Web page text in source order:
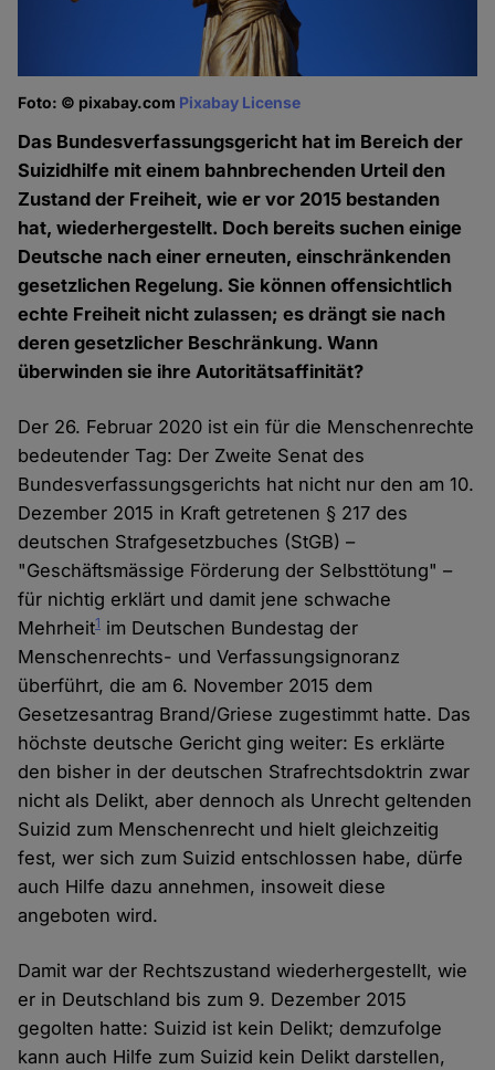
Foto: © pixabay.com Pixabay License
Das Bundesverfassungsgericht hat im Bereich der
Suizidhilfe mit einem bahnbrechenden Urteil den
Zustand der Freiheit, wie er vor 2015 bestanden
hat, wiederhergestellt. Doch bereits suchen einige
Deutsche nach einer erneuten, einschränkenden
gesetzlichen Regelung. Sie können offensichtlich
echte Freiheit nicht zulassen; es drängt sie nach
deren gesetzlicher Beschränkung. Wann
überwinden sie ihre Autoritätsaffinität?
Der 26. Februar 2020 ist ein für die Menschenrechte
bedeutender Tag: Der Zweite Senat des
Bundesverfassungsgerichts hat nicht nur den am 10.
Dezember 2015 in Kraft getretenen § 217 des
deutschen Strafgesetzbuches (StGB) –
"Geschäftsmässige Förderung der Selbsttötung" –
für nichtig erklärt und damit jene schwache
Mehrheit1 im Deutschen Bundestag der
Menschenrechts- und Verfassungsignoranz
überführt, die am 6. November 2015 dem
Gesetzesantrag Brand/Griese zugestimmt hatte. Das
höchste deutsche Gericht ging weiter: Es erklärte
den bisher in der deutschen Strafrechtsdoktrin zwar
nicht als Delikt, aber dennoch als Unrecht geltenden
Suizid zum Menschenrecht und hielt gleichzeitig
fest, wer sich zum Suizid entschlossen habe, dürfe
auch Hilfe dazu annehmen, insoweit diese
angeboten wird.
Damit war der Rechtszustand wiederhergestellt, wie
er in Deutschland bis zum 9. Dezember 2015
gegolten hatte: Suizid ist kein Delikt; demzufolge
kann auch Hilfe zum Suizid kein Delikt darstellen,